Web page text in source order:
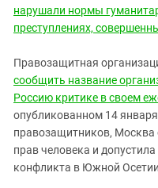
нарушали нормы
преступлениях,
Правозащитная
сообщить название
Россию критике в своем
опубликованном 14
правозащитников, Москва
прав человека и
конфликта в Южной